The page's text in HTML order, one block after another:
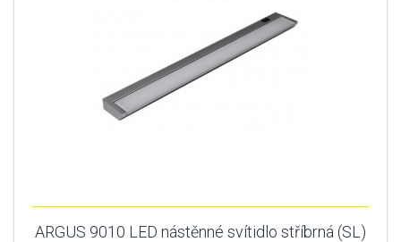
ARGUS 9010 LED nástěnné svítidlo stříbrná (SL)